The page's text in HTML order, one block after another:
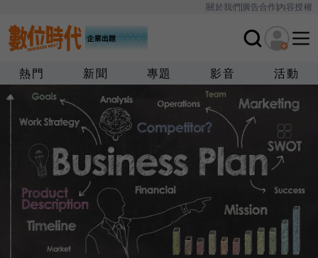
關於我們廣告合作內容授權
熱門 新聞 專題 影音 活動